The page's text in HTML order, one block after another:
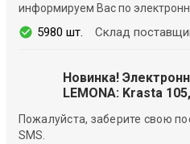
информируем Вас по
5980 шт. Склад
Новинка!
LEMONA: Krasta
Пожалуйста, заберите свою
SMS.